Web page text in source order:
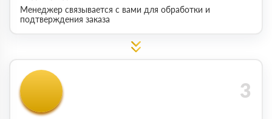
Менеджер связывается с вами для обработки и
подтверждения заказа